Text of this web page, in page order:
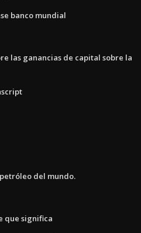
banco mundial
las ganancias de capital sobre la
del mundo.
que significa